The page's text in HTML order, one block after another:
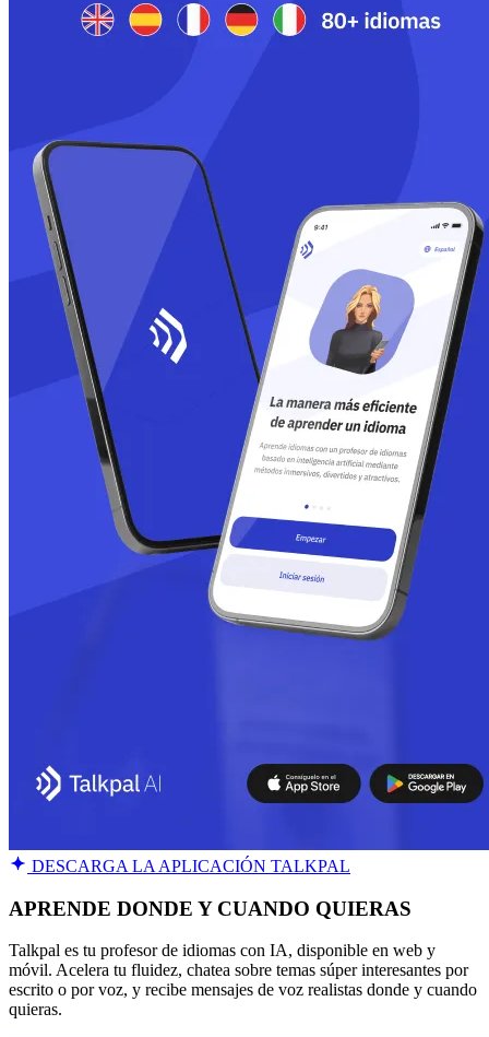
DESCARGA LA APLICACIÓN TALKPAL
APRENDE DONDE Y CUANDO QUIERAS
Talkpal es tu profesor de idiomas con IA, disponible en web y
móvil. Acelera tu fluidez, chatea sobre temas súper interesantes por
escrito o por voz, y recibe mensajes de voz realistas donde y cuando
quieras.